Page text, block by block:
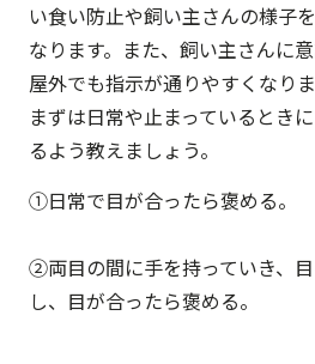
い食い防止や飼い主さんの様子
なります。また、飼い主さんに
屋外でも指示が通りやすくなりま
まずは日常や止まっているとき
るよう教えましょう。
①日常で目が合ったら褒める。
②両目の間に手を持っていき、
し、目が合ったら褒める。